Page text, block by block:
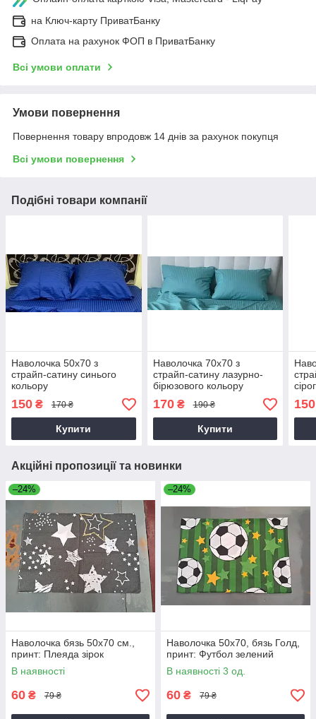
на Ключ-карту ПриватБанку
Оплата на рахунок ФОП в ПриватБанку
Всі умови оплати
Умови повернення
Повернення товару впродовж 14 днів за рахунок покупця
Всі умови повернення
Подібні товари компанії
Наволочка 50х70 з
страйп-сатину синього
кольору
150 ₴ 170 ₴
Купити
Наволочка 70х70 з
страйп-сатину лазурно-
бірюзового кольору
170₴ 190 ₴
Купити
150
Акційні пропозиції та новинки
–24%
Наволочка бязь 50х70 см.,
принт: Плеяда зірок
В наявності
60 ₴ 79 ₴
–24%
Наволочка 50х70, бязь Голд,
принт: Футбол зелений
В наявності 3 од.
60 ₴ 79 ₴